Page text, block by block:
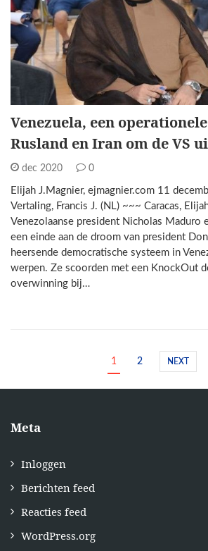
Venezuela, een
Rusland en Iran om de VS
dec 2020 0
Elijah J.Magnier, ejmagnier.com 11
Vertaling, Francis J. (NL) ~~~ Caracas,
Venezolaanse president Nicholas Maduro
een einde aan de droom van president
heersende democratische systeem in
werpen. Ze scoorden met een KnockOut
overwinning bij…
1 2 NEXT
Meta
Inloggen
Berichten feed
Reacties feed
WordPress.org